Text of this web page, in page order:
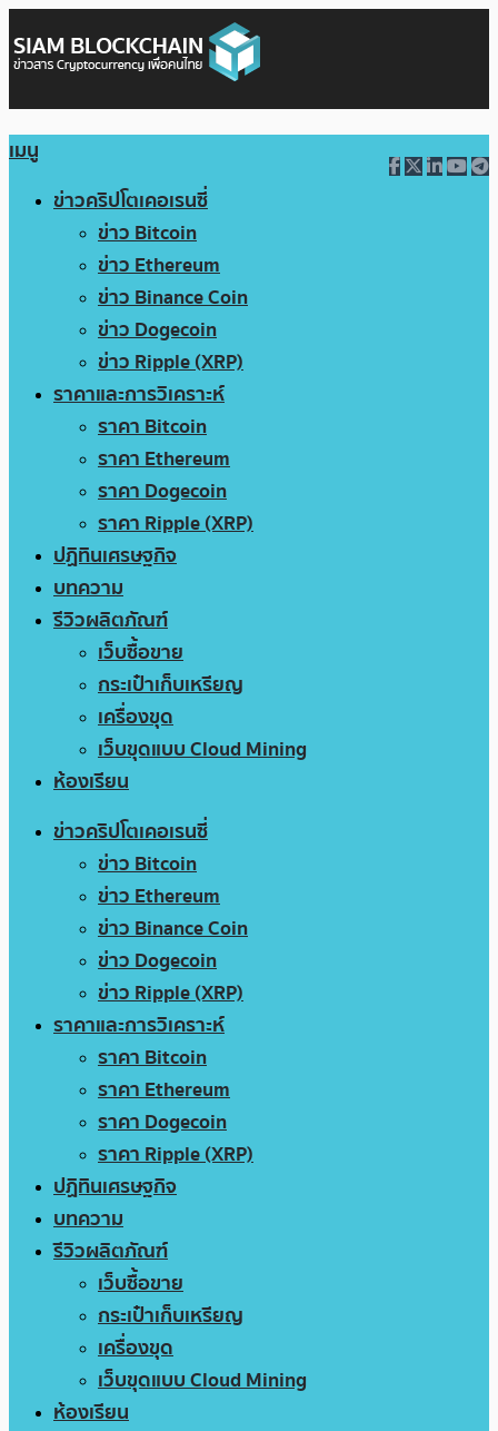
เมนู
ข่าวคริปโตเคอเรนซี่
ข่าว Bitcoin
ข่าว Ethereum
ข่าว Binance Coin
ข่าว Dogecoin
ข่าว Ripple (XRP)
ราคาและการวิเคราะห์
ราคา Bitcoin
ราคา Ethereum
ราคา Dogecoin
ราคา Ripple (XRP)
ปฏิทินเศรษฐกิจ
บทความ
รีวิวผลิตภัณฑ์
เว็บซื้อขาย
กระเป๋าเก็บเหรียญ
เครื่องขุด
เว็บขุดแบบ Cloud Mining
ห้องเรียน
ข่าวคริปโตเคอเรนซี่
ข่าว Bitcoin
ข่าว Ethereum
ข่าว Binance Coin
ข่าว Dogecoin
ข่าว Ripple (XRP)
ราคาและการวิเคราะห์
ราคา Bitcoin
ราคา Ethereum
ราคา Dogecoin
ราคา Ripple (XRP)
ปฏิทินเศรษฐกิจ
บทความ
รีวิวผลิตภัณฑ์
เว็บซื้อขาย
กระเป๋าเก็บเหรียญ
เครื่องขุด
เว็บขุดแบบ Cloud Mining
ห้องเรียน